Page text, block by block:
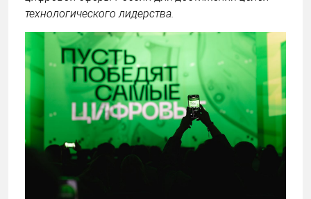
технологического лидерства.